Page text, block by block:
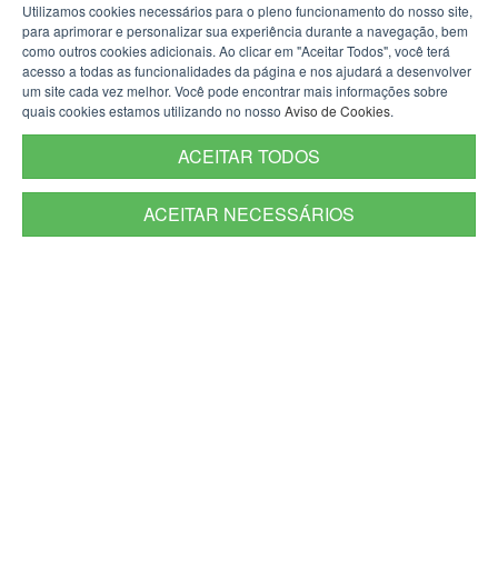
PÚBLICO INTERNO
Administração Site BM
EAD BM (AVABM)
Intranet
Outlook
Sistemas e aplicativos
Utilizamos cookies necessários para o pleno funcionamento do nosso site,
para aprimorar e personalizar sua experiência durante a navegação, bem
como outros cookies adicionais. Ao clicar em "Aceitar Todos", você terá
acesso a todas as funcionalidades da página e nos ajudará a desenvolver
um site cada vez melhor. Você pode encontrar mais informações sobre
quais cookies estamos utilizando no nosso Aviso de Cookies.
ACEITAR TODOS
ACEITAR NECESSÁRIOS